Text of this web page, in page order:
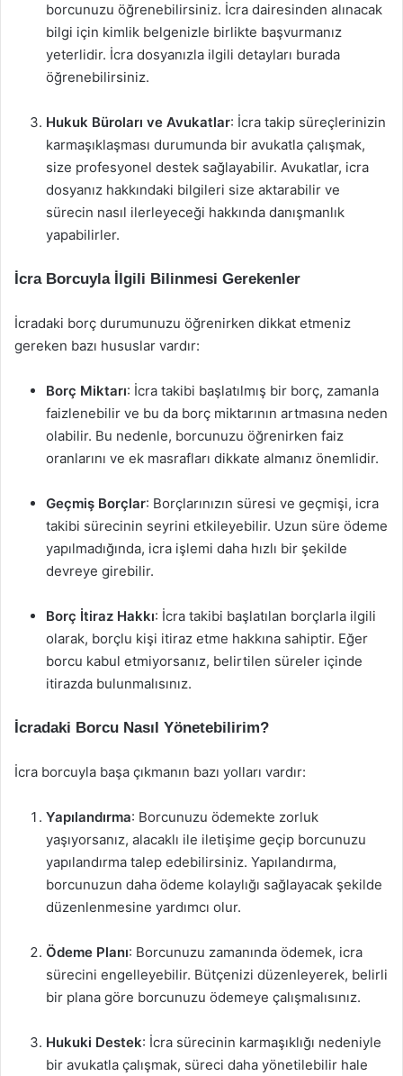
borcunuzu öğrenebilirsiniz. İcra dairesinden alınacak
bilgi için kimlik belgenizle birlikte başvurmanız
yeterlidir. İcra dosyanızla ilgili detayları burada
öğrenebilirsiniz.
Hukuk Büroları ve Avukatlar: İcra takip süreçlerinizin
karmaşıklaşması durumunda bir avukatla çalışmak,
size profesyonel destek sağlayabilir. Avukatlar, icra
dosyanız hakkındaki bilgileri size aktarabilir ve
sürecin nasıl ilerleyeceği hakkında danışmanlık
yapabilirler.
İcra Borcuyla İlgili Bilinmesi Gerekenler
İcradaki borç durumunuzu öğrenirken dikkat etmeniz
gereken bazı hususlar vardır:
Borç Miktarı: İcra takibi başlatılmış bir borç, zamanla
faizlenebilir ve bu da borç miktarının artmasına neden
olabilir. Bu nedenle, borcunuzu öğrenirken faiz
oranlarını ve ek masrafları dikkate almanız önemlidir.
Geçmiş Borçlar: Borçlarınızın süresi ve geçmişi, icra
takibi sürecinin seyrini etkileyebilir. Uzun süre ödeme
yapılmadığında, icra işlemi daha hızlı bir şekilde
devreye girebilir.
Borç İtiraz Hakkı: İcra takibi başlatılan borçlarla ilgili
olarak, borçlu kişi itiraz etme hakkına sahiptir. Eğer
borcu kabul etmiyorsanız, belirtilen süreler içinde
itirazda bulunmalısınız.
İcradaki Borcu Nasıl Yönetebilirim?
İcra borcuyla başa çıkmanın bazı yolları vardır:
Yapılandırma: Borcunuzu ödemekte zorluk
yaşıyorsanız, alacaklı ile iletişime geçip borcunuzu
yapılandırma talep edebilirsiniz. Yapılandırma,
borcunuzun daha ödeme kolaylığı sağlayacak şekilde
düzenlenmesine yardımcı olur.
Ödeme Planı: Borcunuzu zamanında ödemek, icra
sürecini engelleyebilir. Bütçenizi düzenleyerek, belirli
bir plana göre borcunuzu ödemeye çalışmalısınız.
Hukuki Destek: İcra sürecinin karmaşıklığı nedeniyle
bir avukatla çalışmak, süreci daha yönetilebilir hale